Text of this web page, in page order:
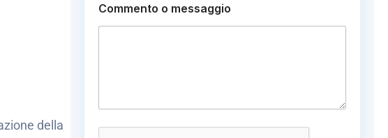
della
Commento o messaggio